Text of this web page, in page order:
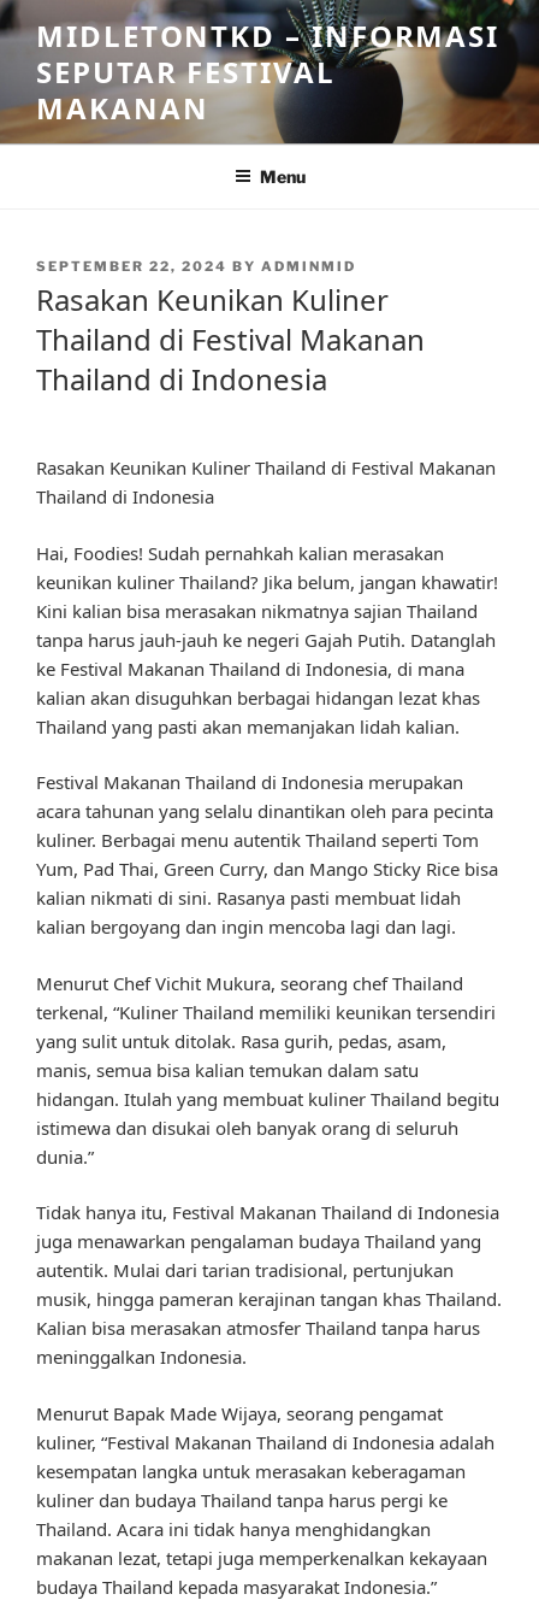
Skip
to
content
MIDLETONTKD – INFORMASI
SEPUTAR FESTIVAL
MAKANAN
Menu
POSTED
SEPTEMBER 22, 2024 BY ADMINMID
Rasakan Keunikan Kuliner
Thailand di Festival Makanan
Thailand di Indonesia
Rasakan Keunikan Kuliner Thailand di Festival Makanan
Thailand di Indonesia
Hai, Foodies! Sudah pernahkah kalian merasakan
keunikan kuliner Thailand? Jika belum, jangan khawatir!
Kini kalian bisa merasakan nikmatnya sajian Thailand
tanpa harus jauh-jauh ke negeri Gajah Putih. Datanglah
ke Festival Makanan Thailand di Indonesia, di mana
kalian akan disuguhkan berbagai hidangan lezat khas
Thailand yang pasti akan memanjakan lidah kalian.
Festival Makanan Thailand di Indonesia merupakan
acara tahunan yang selalu dinantikan oleh para pecinta
kuliner. Berbagai menu autentik Thailand seperti Tom
Yum, Pad Thai, Green Curry, dan Mango Sticky Rice bisa
kalian nikmati di sini. Rasanya pasti membuat lidah
kalian bergoyang dan ingin mencoba lagi dan lagi.
Menurut Chef Vichit Mukura, seorang chef Thailand
terkenal, “Kuliner Thailand memiliki keunikan tersendiri
yang sulit untuk ditolak. Rasa gurih, pedas, asam,
manis, semua bisa kalian temukan dalam satu
hidangan. Itulah yang membuat kuliner Thailand begitu
istimewa dan disukai oleh banyak orang di seluruh
dunia.”
Tidak hanya itu, Festival Makanan Thailand di Indonesia
juga menawarkan pengalaman budaya Thailand yang
autentik. Mulai dari tarian tradisional, pertunjukan
musik, hingga pameran kerajinan tangan khas Thailand.
Kalian bisa merasakan atmosfer Thailand tanpa harus
meninggalkan Indonesia.
Menurut Bapak Made Wijaya, seorang pengamat
kuliner, “Festival Makanan Thailand di Indonesia adalah
kesempatan langka untuk merasakan keberagaman
kuliner dan budaya Thailand tanpa harus pergi ke
Thailand. Acara ini tidak hanya menghidangkan
makanan lezat, tetapi juga memperkenalkan kekayaan
budaya Thailand kepada masyarakat Indonesia.”